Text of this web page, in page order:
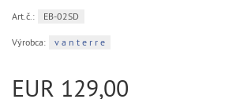
Art.č.: EB-02SD
Výrobca: v a n t e r r e
EUR 129,00